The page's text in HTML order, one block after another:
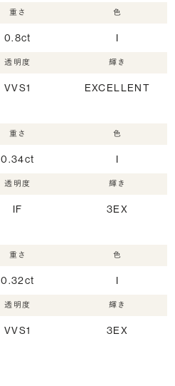
重さ
0.8ct
色
I
透明度
VVS1
輝き
EXCELLENT
重さ
0.34ct
色
I
透明度
IF
輝き
3EX
重さ
0.32ct
色
I
透明度
VVS1
輝き
3EX